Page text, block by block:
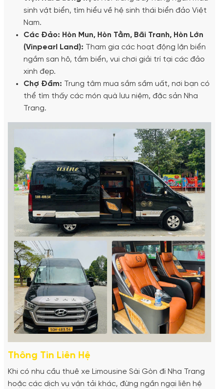
sinh vật biển, tìm hiểu về hệ sinh thái biển đảo Việt
Nam.
Các Đảo: Hòn Mun, Hòn Tằm, Bãi Tranh, Hòn Lớn
(Vinpearl Land): Tham gia các hoạt động lặn biển
ngắm san hô, tắm biển, vui chơi giải trí tại các đảo
xinh đẹp.
Chợ Đầm: Trung tâm mua sắm sầm uất, nơi bạn có
thể tìm thấy các món quà lưu niệm, đặc sản Nha
Trang.
Thông Tin Liên Hệ
Khi có nhu cầu thuê xe Limousine Sài Gòn đi Nha Trang
hoặc các dịch vụ vận tải khác, đừng ngần ngại liên hệ